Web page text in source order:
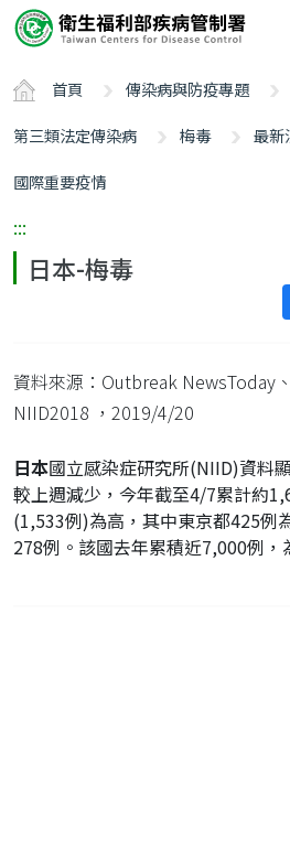
要
容
ALT+C
首頁 傳染病與防疫專題
第三類法定傳染病
梅毒
最新
國際重要疫情
:::
日本-梅毒
資料來源：Outbreak NewsToday
NIID2018 ，2019/4/20
日本國立感染症研究所(NIID)資料
較上週減少，今年截至4/7累計約
(1,533例)為高，其中東京都425例
278例。該國去年累積近7,000例，